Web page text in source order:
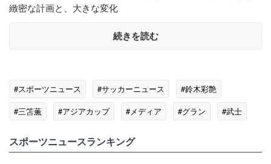
緻密な計画と、大きな変化
続きを読む
#スポーツニュース #サッカーニュース
#鈴木彩艶
#三笘薫
#アジアカップ #メディア #グラン
#武士
スポーツニュースランキング